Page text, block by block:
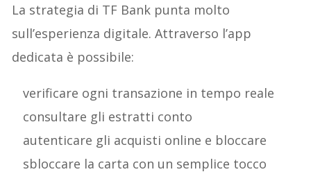
La strategia di TF Bank punta molto
sull’esperienza digitale. Attraverso l’app
dedicata è possibile:
verificare ogni transazione in tempo reale
consultare gli estratti conto
autenticare gli acquisti online e bloccare
sbloccare la carta con un semplice tocco